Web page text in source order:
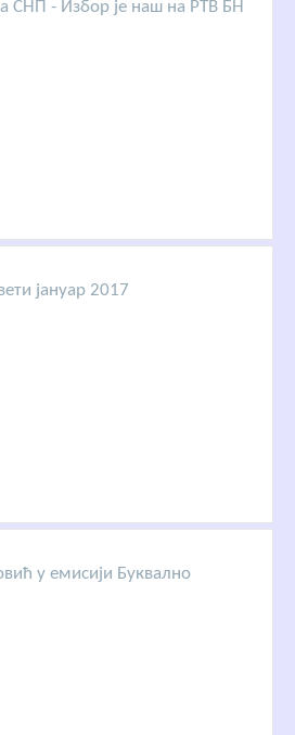
СНП - Избор је наш на РТВ БН
јануар 2017
у емисији Буквално